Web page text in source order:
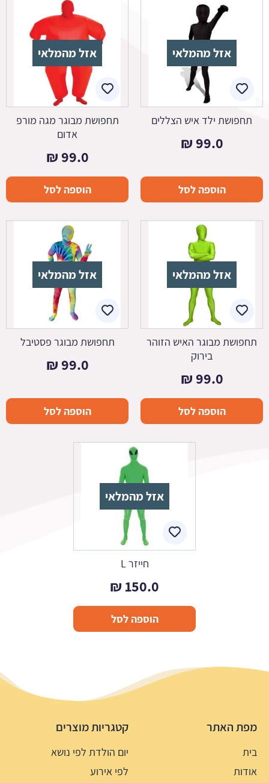
אזל מהמלאי
תחפושת ילד איש הצללים
99.0
₪
הוספה לסל
אזל מהמלאי
תחפושת מבוגר מגה מורפ
אדום
99.0
₪
הוספה לסל
אזל מהמלאי
תחפושת מבוגר האיש הזוהר
בירוק
99.0
₪
הוספה לסל
אזל מהמלאי
תחפושת מבוגר פסטיבל
99.0
₪
הוספה לסל
אזל מהמלאי
חייזר L
150.0
₪
הוספה לסל
מפת האתר
בית
אודות
קטגריות מוצרים
יום הולדת לפי נושא
לפי אירוע